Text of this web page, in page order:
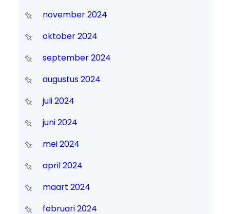
november 2024
oktober 2024
september 2024
augustus 2024
juli 2024
juni 2024
mei 2024
april 2024
maart 2024
februari 2024